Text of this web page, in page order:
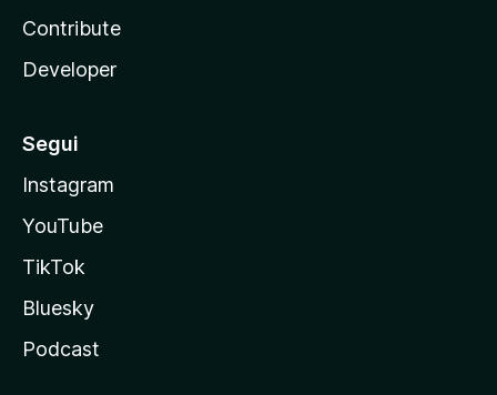
Contribute
Developer
Segui
Instagram
YouTube
TikTok
Bluesky
Podcast